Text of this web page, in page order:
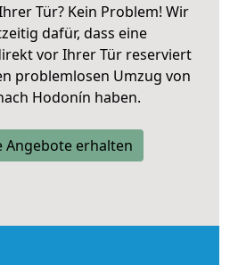
Tür? Kein Problem! Wir
dafür, dass eine
vor Ihrer Tür reserviert
problemlosen Umzug von
Hodonín haben.
Angebote erhalten